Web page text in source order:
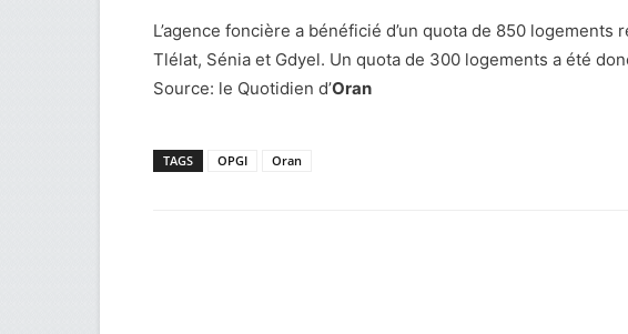
L’agence foncière a bénéficié d’un quota de 850 logements
Tlélat, Sénia et Gdyel. Un quota de 300 logements a été
Source: le Quotidien d’Oran
TAGS OPGI Oran